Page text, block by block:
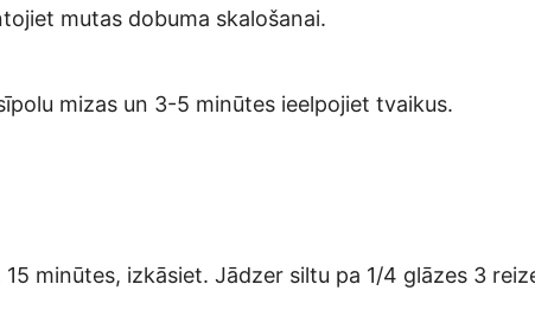
mutas dobuma skalošanai.
mizas un 3-5 minūtes ieelpojiet tvaikus.
minūtes, izkāsiet. Jādzer siltu pa 1/4 glāzes 3